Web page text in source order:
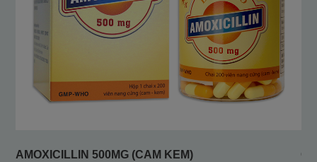
AMOXICILLIN 500MG (CAM KEM)